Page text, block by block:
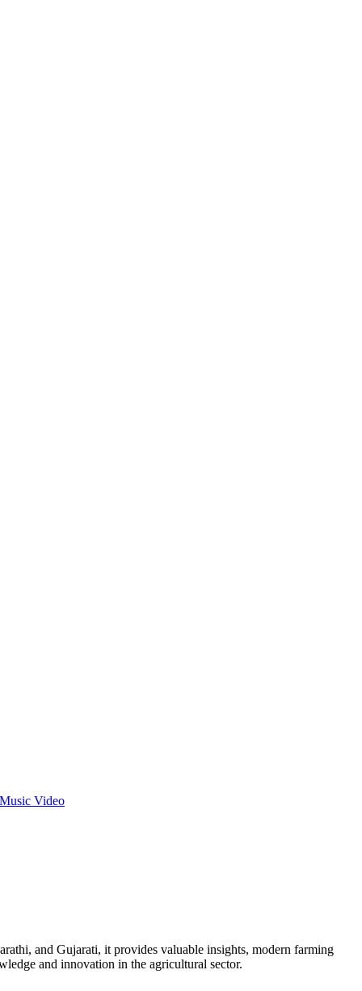
Video
and Gujarati, it provides valuable insights, modern farming
and innovation in the agricultural sector.